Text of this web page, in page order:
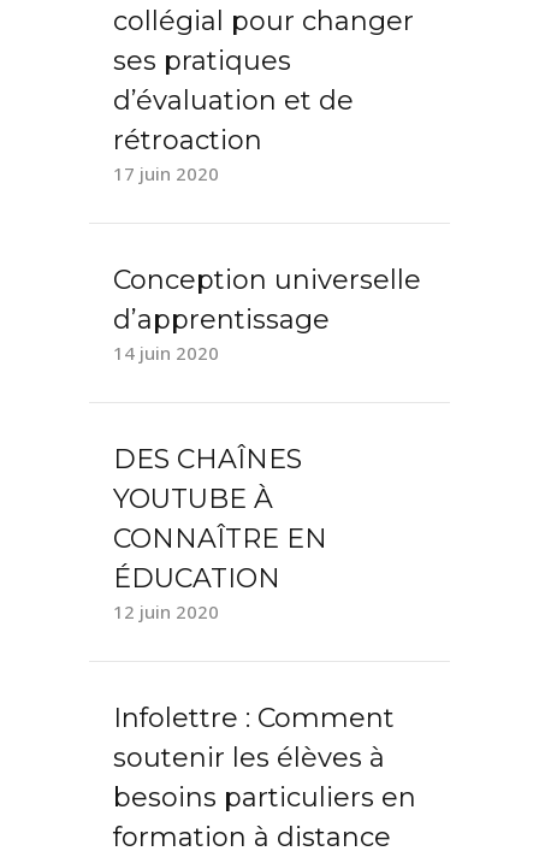
collégial pour changer
ses pratiques
d’évaluation et de
rétroaction
17 juin 2020
Conception universelle
d’apprentissage
14 juin 2020
DES CHAÎNES
YOUTUBE À
CONNAÎTRE EN
ÉDUCATION
12 juin 2020
Infolettre : Comment
soutenir les élèves à
besoins particuliers en
formation à distance